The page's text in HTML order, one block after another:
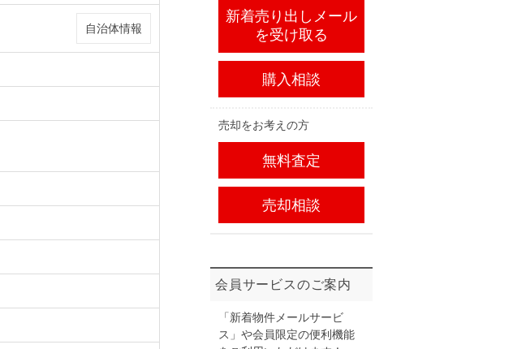
自治体情報
新着売り出しメール
を受け取る
購入相談
売却をお考えの方
無料査定
売却相談
会員サービスのご案内
「新着物件メールサービ
ス」や会員限定の便利機能